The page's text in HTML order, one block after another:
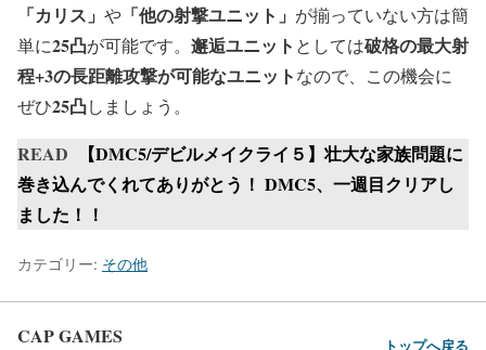
「カリス」 や 「他の射撃ユニット」 が揃っていない方は簡
単に25凸が可能です。 邂逅ユニット としては破格の最大射
程+3の長距離攻撃が可能なユニットなので、この機会に
ぜひ25凸しましょう。
READ
【DMC5/デビルメイクライ５】壮大な家族問題に
巻き込んでくれてありがとう！ DMC5、一週目クリアし
ました！！
カテゴリー: その他
CAP GAMES トップへ戻る